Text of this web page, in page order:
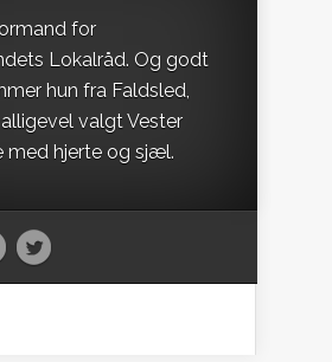
for
Lokalråd. Og godt
hun fra Faldsled,
valgt Vester
med hjerte og sjæl.